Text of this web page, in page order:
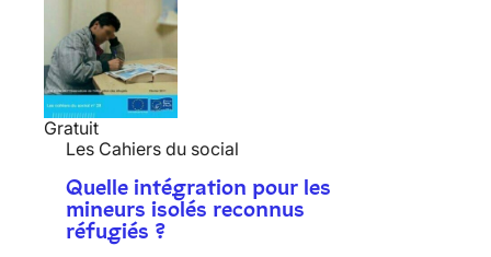
Gratuit
Les Cahiers du social
Quelle intégration pour les
mineurs isolés reconnus
réfugiés ?